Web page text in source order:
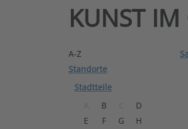
KUNST IM
A-Z
Standorte
Stadtteile
B
D
E
F G
H